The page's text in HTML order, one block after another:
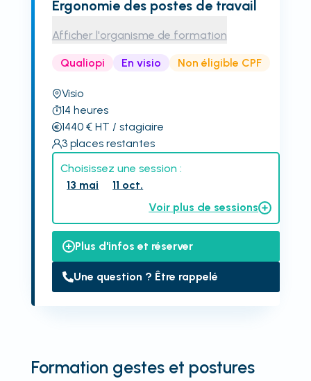
Ergonomie des postes de travail
Afficher l'organisme de formation
Qualiopi En visio Non éligible CPF
Visio
14 heures
1440€ HT / stagiaire
3 places restantes
Choisissez une session :
13 mai
11 oct.
Voir plus de sessions
Plus d'infos et réserver
Une question ? Être rappelé
Formation gestes et postures